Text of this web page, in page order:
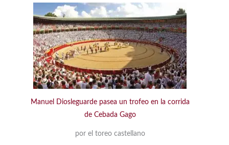
Manuel Diosleguarde pasea un trofeo en la corrida
de Cebada Gago
por el toreo castellano